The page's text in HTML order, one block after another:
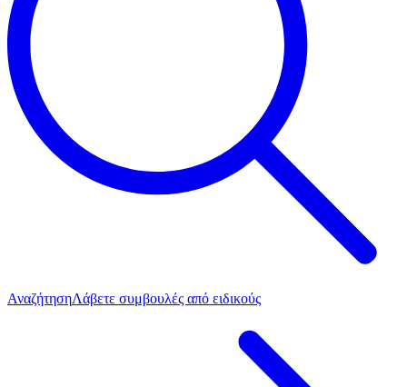
ΑναζήτησηΛάβετε συμβουλές από ειδικούς